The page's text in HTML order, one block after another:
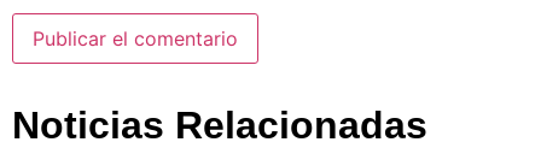
Noticias Relacionadas